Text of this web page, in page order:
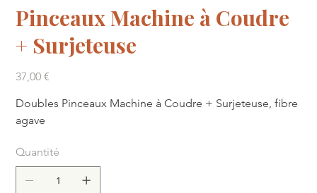
Pinceaux Machine à Coudre
+ Surjeteuse
37,00 €
Doubles Pinceaux Machine à Coudre + Surjeteuse, fibre
agave
Quantité